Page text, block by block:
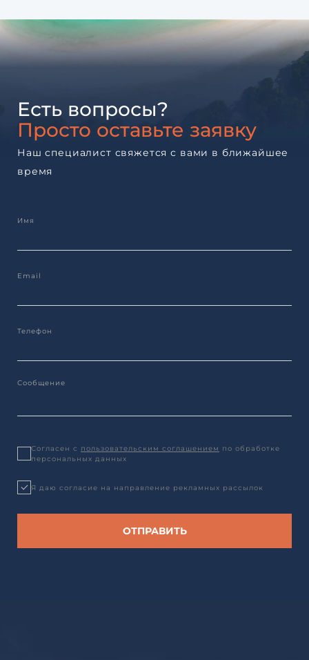
Есть вопросы?
Просто оставьте заявку
Наш специалист свяжется с вами в ближайшее
время
Согласен с пользовательским соглашением по обработке
персональных данных
Я даю согласие на направление рекламных рассылок